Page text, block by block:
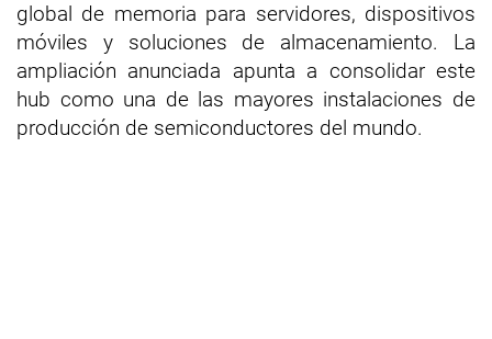
global de memoria para servidores, dispositivos
móviles y soluciones de almacenamiento. La
ampliación anunciada apunta a consolidar este
hub como una de las mayores instalaciones de
producción de semiconductores del mundo.